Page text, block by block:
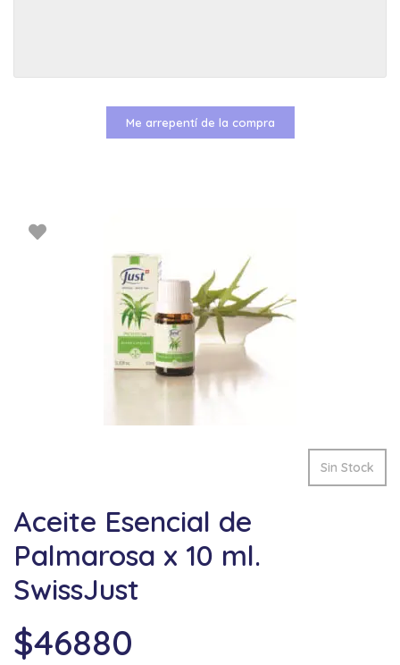
Sin Stock
Aceite Esencial de
Palmarosa x 10 ml.
SwissJust
$46880
Me arrepentí de la compra